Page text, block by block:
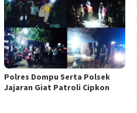
Polres Dompu Serta Polsek
Jajaran Giat Patroli Cipkon